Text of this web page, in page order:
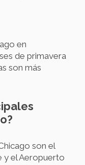
en
de primavera
son más
son el
y el Aeropuerto